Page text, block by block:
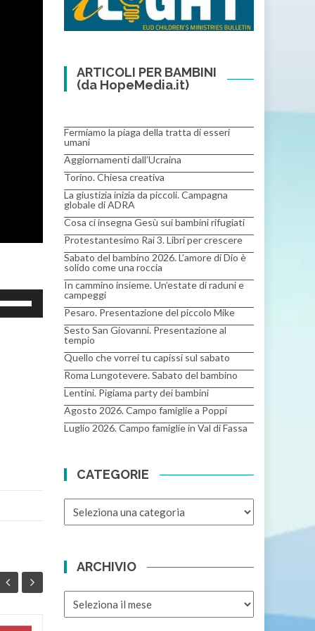
ARTICOLI PER BAMBINI
(da HopeMedia.it)
Fermiamo la piaga della tratta di esseri
umani
Aggiornamenti dall’Ucraina
Torino. Chiesa creativa
La giustizia inizia da piccoli. Campagna
globale di ADRA
Cosa ci insegna Gesù sui bambini rifugiati
Protestantesimo Rai 3. Libri per crescere
Sabato del bambino 2026. L’amore di Dio è
solido come una roccia
In cammino insieme. Un’estate di raduni e
campeggi
Pesaro. Presentazione del piccolo Mike
Sesto San Giovanni. Presentazione al
tempio
Quello che vorrei tu capissi sul sabato
Roma Lungotevere. Sabato del bambino
Lentini. Pigiama party dei bambini
Agosto 2026. Campo famiglie a Poppi
Luglio 2026. Campo famiglie in Val di Fassa
CATEGORIE
CATEGORIE
ARCHIVIO
ARCHIVIO